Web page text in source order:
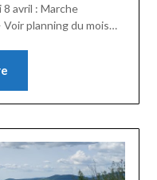
avril : Marche
planning du mois…